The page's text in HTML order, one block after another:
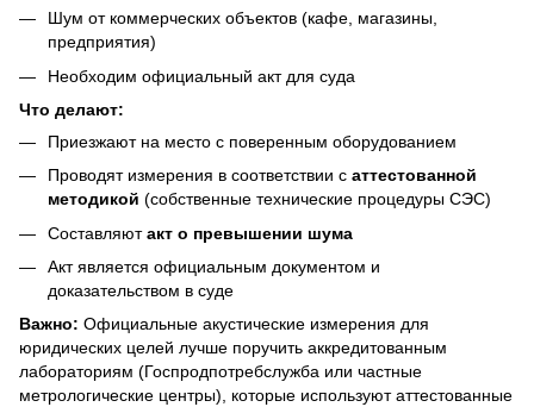
Шум от коммерческих объектов (кафе, магазины,
предприятия)
Необходим официальный акт для суда
Что делают:
Приезжают на место с поверенным оборудованием
Проводят измерения в соответствии с аттестованной
методикой (собственные технические процедуры СЭС)
Составляютакт о превышении шума
Акт является официальным документом и
доказательством в суде
Важно: Официальные акустические измерения для
юридических целей лучше поручить аккредитованным
лабораториям (Госпродпотребслужба или частные
метрологические центры), которые используют аттестованные